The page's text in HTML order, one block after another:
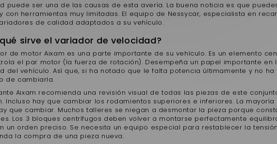
puede ser una de las causas de esta avería. La buena noticia es que
con herramientas muy limitadas. El equipo de Nessycar, especialista en
de calidad adaptados a su vehículo.
sirve el variador de velocidad?
de motor Aixam es una parte importante de su vehículo. Es un elemento
el par motor (la fuerza de rotación). Desempeña un papel importante
del vehículo. Así que, si ha notado que le falta potencia últimamente y no
de cambiarla.
Aixam recomienda una revisión visual de todas las piezas de este
Incluso hay que cambiar los rodamientos superiores e inferiores. La
que cambiar. Muchos talleres se niegan a desmontar la pieza porque
Los 3 bloques centrífugos deben volver a montarse perfectamente
un orden preciso. Se necesita un equipo especial para restablecer la
la compra de una pieza nueva.